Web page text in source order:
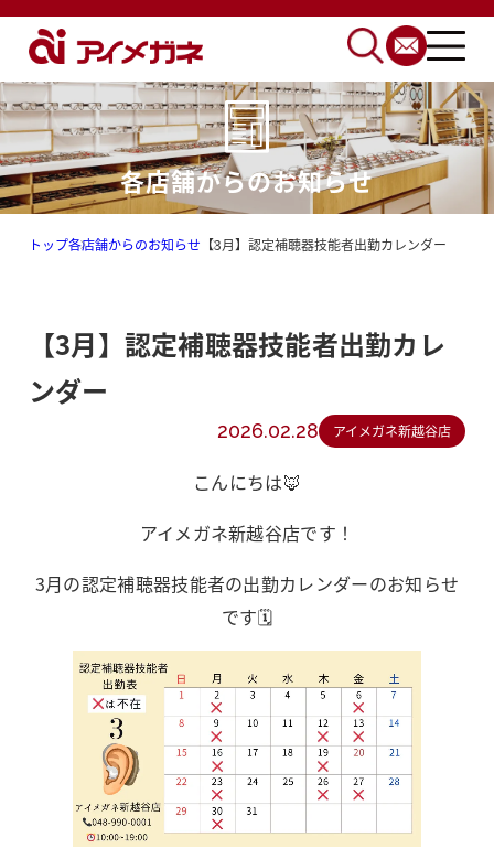
各店舗からのお知らせ
トップ各店舗からのお知らせ 【3月】認定補聴器技能者出勤カレンダー
【3月】認定補聴器技能者出勤カレ
ンダー
2026.02.28 アイメガネ新越谷店
こんにちは🦊
アイメガネ新越谷店です！
3月の認定補聴器技能者の出勤カレンダーのお知らせ
です🗓